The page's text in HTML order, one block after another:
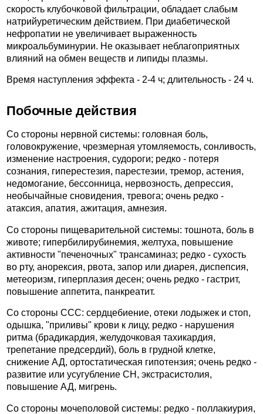
скорость клубочковой фильтрации, обладает слабым
натрийуретическим действием. При диабетической
нефропатии не увеличивает выраженность
микроальбуминурии. Не оказывает неблагоприятных
влияний на обмен веществ и липиды плазмы.
Время наступления эффекта - 2-4 ч; длительность - 24 ч.
Побочные действия
Со стороны нервной системы: головная боль,
головокружение, чрезмерная утомляемость, сонливость,
изменение настроения, судороги; редко - потеря
сознания, гиперестезия, парестезии, тремор, астения,
недомогание, бессонница, нервозность, депрессия,
необычайные сновидения, тревога; очень редко -
атаксия, апатия, ажитация, амнезия.
Со стороны пищеварительной системы: тошнота, боль в
животе; гипербилирубинемия, желтуха, повышение
активности "печеночных" трансаминаз; редко - сухость
во рту, анорексия, рвота, запор или диарея, диспепсия,
метеоризм, гиперплазия десен; очень редко - гастрит,
повышение аппетита, панкреатит.
Со стороны ССС: сердцебиение, отеки лодыжек и стоп,
одышка, "приливы" крови к лицу, редко - нарушения
ритма (брадикардия, желудочковая тахикардия,
трепетание предсердий), боль в грудной клетке,
снижение АД, ортостатическая гипотензия; очень редко -
развитие или усугубление СН, экстрасистолия,
повышение АД, мигрень.
Со стороны мочеполовой системы: редко - поллакиурия,